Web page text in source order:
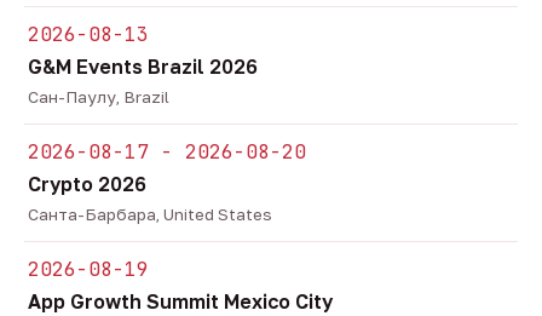
2026-08-13
G&M Events Brazil 2026
Сан-Паулу, Brazil
2026-08-17 - 2026-08-20
Crypto 2026
Санта-Барбара, United States
2026-08-19
App Growth Summit Mexico City